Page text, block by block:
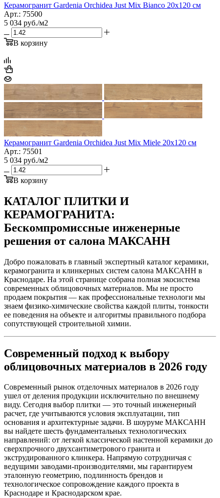
Керамогранит Gardenia Orchidea Just Mix Bianco 20x120 см
Арт.: 75500
5 034 руб./м2
В корзину
Керамогранит Gardenia Orchidea Just Mix Miele 20x120 см
Арт.: 75501
5 034 руб./м2
В корзину
КАТАЛОГ ПЛИТКИ И
КЕРАМОГРАНИТА:
Бескомпромиссные инженерные
решения от салона МАКСАНН
Добро пожаловать в главный экспертный каталог керамики,
керамогранита и клинкерных систем салона МАКСАНН в
Краснодаре. На этой странице собрана полная экосистема
современных облицовочных материалов. Мы не просто
продаем покрытия — как профессиональные технологи мы
знаем физико-химические свойства каждой плиты, тонкости
ее поведения на объекте и алгоритмы правильного подбора
сопутствующей строительной химии.
Современный подход к выбору
облицовочных материалов в 2026 году
Современный рынок отделочных материалов в 2026 году
ушел от деления продукции исключительно по внешнему
виду. Сегодня выбор плитки — это точный инженерный
расчет, где учитываются условия эксплуатации, тип
основания и архитектурные задачи. В шоуруме МАКСАНН
вы найдете шесть фундаментальных технологических
направлений: от легкой классической настенной керамики до
сверхпрочного двухсантиметрового гранита и
экструдированного клинкера. Напрямую сотрудничая с
ведущими заводами‑производителями, мы гарантируем
эталонную геометрию, подлинность брендов и
технологическое сопровождение каждого проекта в
Краснодаре и Краснодарском крае.